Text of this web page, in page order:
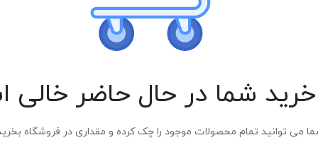
شما در حال حاضر
می توانید تمام محصولات موجود را چک کرده و مقداری در فروشگاه